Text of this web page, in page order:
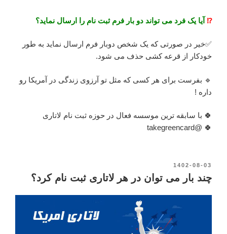
⁉️ آیا یک فرد می تواند دو بار فرم ثبت نام را ارسال نماید؟
✅خیر در صورتی که یک شخص دوبار فرم ارسال نماید به طور
خودکار از قرعه کشی حذف می شود.
🔹 بفرست برای هر کسی که مثل تو آرزوی زندگی در آمریکا رو
داره !
🍀 با سابقه ترین موسسه فعال در حوزه ثبت نام لاتاری
🍀 @takegreencard
نوشته‌شده
1402-08-03
چند بار می توان در هر لاتاری ثبت نام کرد؟